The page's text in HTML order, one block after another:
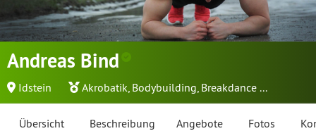
Andreas Bind
Idstein Akrobatik, Bodybuilding, Breakdance ...
Übersicht Beschreibung Angebote Fotos